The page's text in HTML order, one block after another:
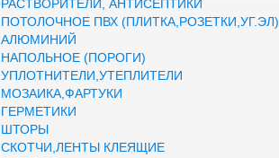
РАСТВОРИТЕЛИ, АНТИСЕПТИКИ
ПОТОЛОЧНОЕ ПВХ (ПЛИТКА,РОЗЕТКИ,УГ.ЭЛ)
АЛЮМИНИЙ
НАПОЛЬНОЕ (ПОРОГИ)
УПЛОТНИТЕЛИ,УТЕПЛИТЕЛИ
МОЗАИКА,ФАРТУКИ
ГЕРМЕТИКИ
ШТОРЫ
СКОТЧИ,ЛЕНТЫ КЛЕЯЩИЕ